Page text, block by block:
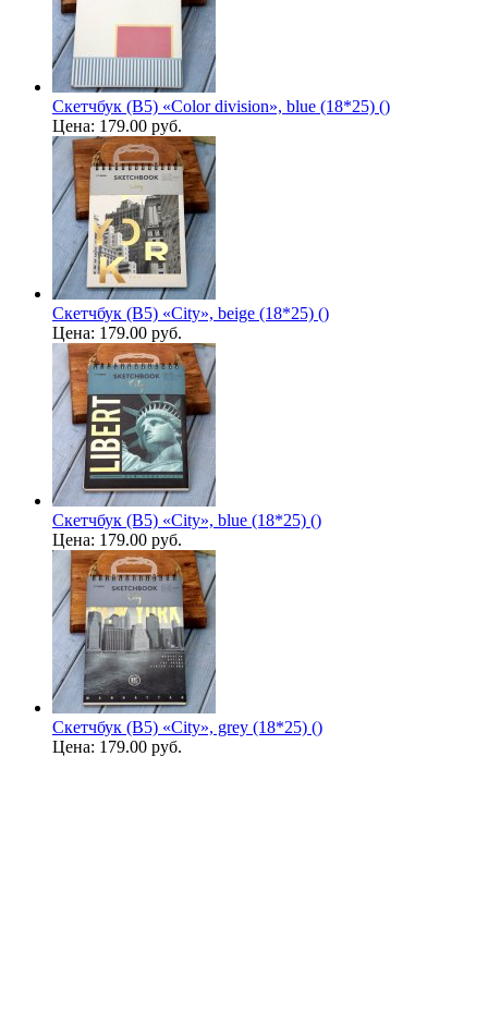
Скетчбук (B5) «Color division», blue (18*25) ()
Цена: 179.00 руб.
Скетчбук (B5) «City», beige (18*25) ()
Цена: 179.00 руб.
Скетчбук (B5) «City», blue (18*25) ()
Цена: 179.00 руб.
Скетчбук (B5) «City», grey (18*25) ()
Цена: 179.00 руб.